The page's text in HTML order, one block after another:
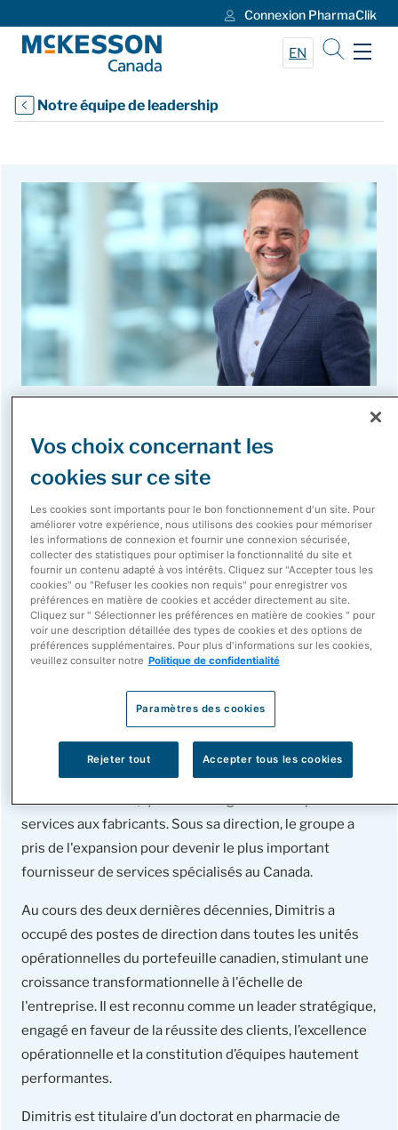
Connexion PharmaClik
EN
Notre équipe de leadership
Président, McKesson Canada
responsable de diriger le portefeuille d’activités de
McKesson au Canada, y compris les opérations de
distribution pharmaceutique, les Soins de santé
spécialisés et le réseau de pharmacies indépendantes
de McKesson composé de I.D.A., Guardian, Remedy’sRx,
Medicine Shoppe, Uniprix et Proxim.
l'acquisition de Phase 4 Health, une entreprise de
services spécialisés et destinés aux fabricants qu'il a
contribué à bâtir et à développer. Cette acquisition a
donné lieu à la création de Soins de santé spécialisés de
services aux fabricants. Sous sa direction, le groupe a
pris de l'expansion pour devenir le plus important
fournisseur de services spécialisés au Canada.
Au cours des deux dernières décennies, Dimitris a
occupé des postes de direction dans toutes les unités
opérationnelles du portefeuille canadien, stimulant une
croissance transformationnelle à l'échelle de
l'entreprise. Il est reconnu comme un leader stratégique,
engagé en faveur de la réussite des clients, l’excellence
opérationnelle et la constitution d’équipes hautement
performantes.
Dimitris est titulaire d’un doctorat en pharmacie de
Vos choix concernant les
cookies sur ce site
Les cookies sont importants pour le bon fonctionnement d'un site. Pour
améliorer votre expérience, nous utilisons des cookies pour mémoriser
les informations de connexion et fournir une connexion sécurisée,
collecter des statistiques pour optimiser la fonctionnalité du site et
fournir un contenu adapté à vos intérêts. Cliquez sur "Accepter tous les
cookies" ou "Refuser les cookies non requis" pour enregistrer vos
préférences en matière de cookies et accéder directement au site.
Cliquez sur " Sélectionner les préférences en matière de cookies " pour
voir une description détaillée des types de cookies et des options de
préférences supplémentaires. Pour plus d'informations sur les cookies,
veuillez consulter notre Politique de confidentialité
Paramètres des cookies
Rejeter tout Accepter tous les cookies